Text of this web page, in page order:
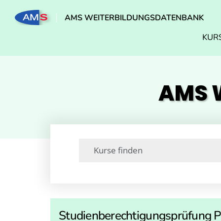
AMS WEITERBILDUNGSDATENBANK
AMS
Studienberechtigungsprüfung